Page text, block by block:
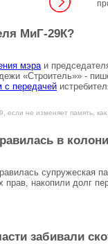
аварий в
МиГ-29К?
мэраи
«Строитель»» -
с передачей
если не изменяет память,
в
супружеская
накопили долг
забивали